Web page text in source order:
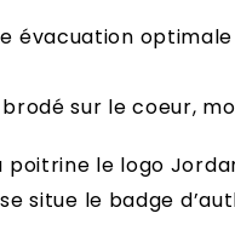
évacuation
brodé sur le coeur,
poitrine le logo
situe le badge